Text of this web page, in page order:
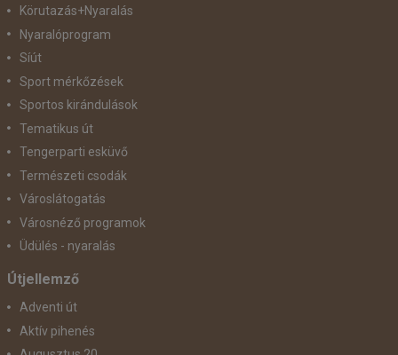
Körutazás+Nyaralás
Nyaralóprogram
Síút
Sport mérkőzések
Sportos kirándulások
Tematikus út
Tengerparti esküvő
Természeti csodák
Városlátogatás
Városnéző programok
Üdülés - nyaralás
Útjellemző
Adventi út
Aktív pihenés